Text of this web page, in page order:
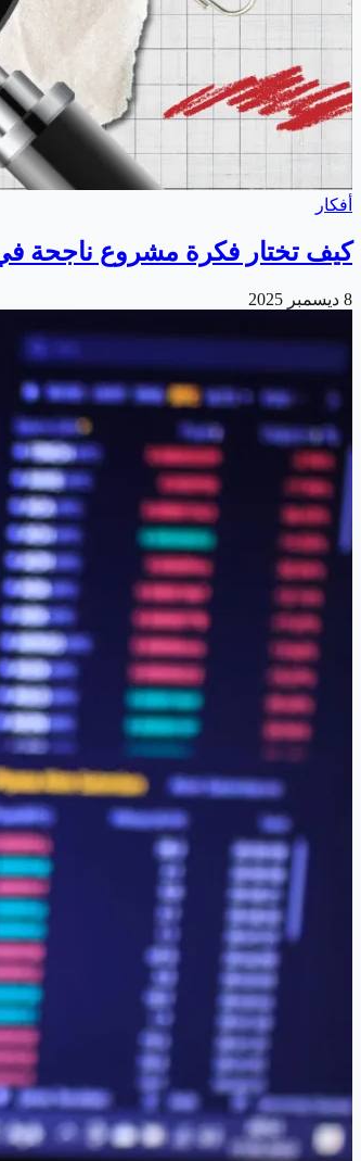
أفكار
كيف تختار فكرة مشروع ناجحة في
8 ديسمبر 2025